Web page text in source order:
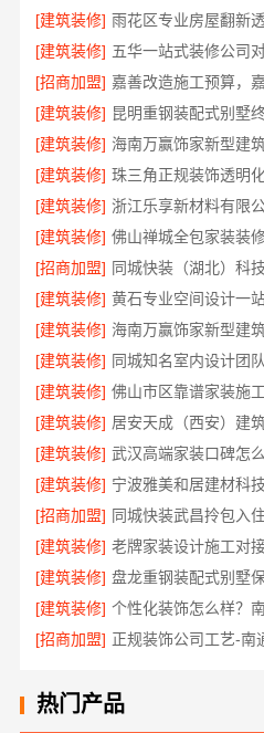
[建筑装修]
[建筑装修]
[招商加盟]
[建筑装修] 昆明重钢装配式别墅
[建筑装修]
[建筑装修]
[建筑装修]
[建筑装修]
[招商加盟]
[建筑装修]
[建筑装修]
[建筑装修]
[建筑装修] 佛山市区靠谱家装施
[建筑装修]
[建筑装修]
[建筑装修]
[招商加盟] 同城快装武昌拎包入
[建筑装修] 老牌家装设计施工对
[建筑装修]
[建筑装修]
[招商加盟] 正规装饰公司工艺-南
热门产品